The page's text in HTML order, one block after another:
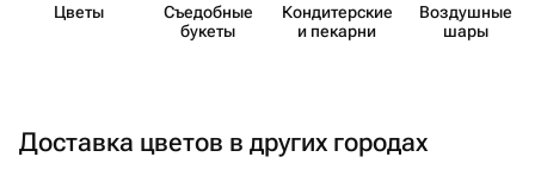
Цветы
Съедобные
букеты
Кондит​ерские
и пекарни
Воздушные
шары
Доставка цветов в других городах